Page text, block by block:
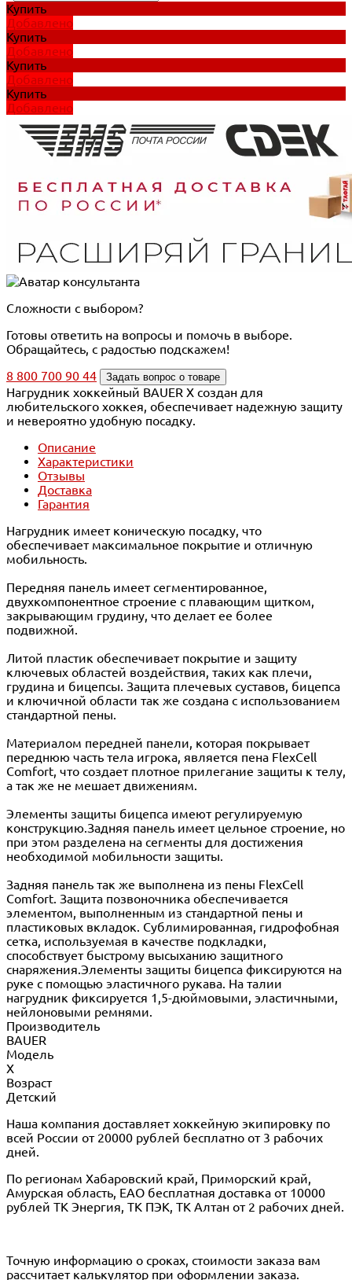
Купить
Добавлено
Купить
Добавлено
Купить
Добавлено
Купить
Добавлено
Сложности с выбором?
Готовы ответить на вопросы и помочь в выборе.
Обращайтесь, с радостью подскажем!
8 800 700 90 44
Задать вопрос о товаре
Нагрудник хоккейный BAUER X создан для
любительского хоккея, обеспечивает надежную защиту
и невероятно удобную посадку.
Описание
Характеристики
Отзывы
Доставка
Гарантия
Нагрудник имеет коническую посадку, что
обеспечивает максимальное покрытие и отличную
мобильность.
Передняя панель имеет сегментированное,
двухкомпонентное строение с плавающим щитком,
закрывающим грудину, что делает ее более
подвижной.
Литой пластик обеспечивает покрытие и защиту
ключевых областей воздействия, таких как плечи,
грудина и бицепсы. Защита плечевых суставов, бицепса
и ключичной области так же создана с использованием
стандартной пены.
Материалом передней панели, которая покрывает
переднюю часть тела игрока, является пена FlexCell
Comfort, что создает плотное прилегание защиты к телу,
а так же не мешает движениям.
Элементы защиты бицепса имеют регулируемую
конструкцию.Задняя панель имеет цельное строение, но
при этом разделена на сегменты для достижения
необходимой мобильности защиты.
Задняя панель так же выполнена из пены FlexCell
Comfort. Защита позвоночника обеспечивается
элементом, выполненным из стандартной пены и
пластиковых вкладок. Сублимированная, гидрофобная
сетка, используемая в качестве подкладки,
способствует быстрому высыханию защитного
снаряжения.Элементы защиты бицепса фиксируются на
руке с помощью эластичного рукава. На талии
нагрудник фиксируется 1,5-дюймовыми, эластичными,
нейлоновыми ремнями.
Производитель
BAUER
Модель
X
Возраст
Детский
Наша компания доставляет хоккейную экипировку по
всей России от 20000 рублей бесплатно от 3 рабочих
дней.
По регионам Хабаровский край, Приморский край,
Амурская область, ЕАО бесплатная доставка от 10000
рублей ТК Энергия, ТК ПЭК, ТК Алтан от 2 рабочих дней.
Точную информацию о сроках, стоимости заказа вам
рассчитает калькулятор при оформлении заказа.